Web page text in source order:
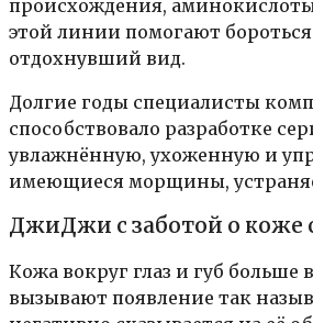
происхождения,
этой линии помогают
отдохнувший вид.
Долгие годы специалисты
способствовало разработке
увлажнённую, ухоженную и
имеющиеся морщины,
ДжиДжи с заботой о коже
Кожа вокруг глаз и губ
вызывают появление так